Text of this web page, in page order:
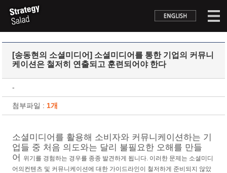
[송동현의 소셜미디어] 소셜미디어를 통한 기업의 커뮤니
케이션은 철저히 연출되고 훈련되어야 한다
-
첨부파일 : 1개
소셜미디어를 활용해 소비자와 커뮤니케이션하는 기
업들 중 처음 의도와는 달리 불필요한 오해를 만들
어
위기를 경험하는 경우를 종종 발견하게 됩니다. 이러한 문제는 소셜미디
어의컨텐츠 및 커뮤니케이션에 대한 가이드라인이 철저하게 준비되지 않았